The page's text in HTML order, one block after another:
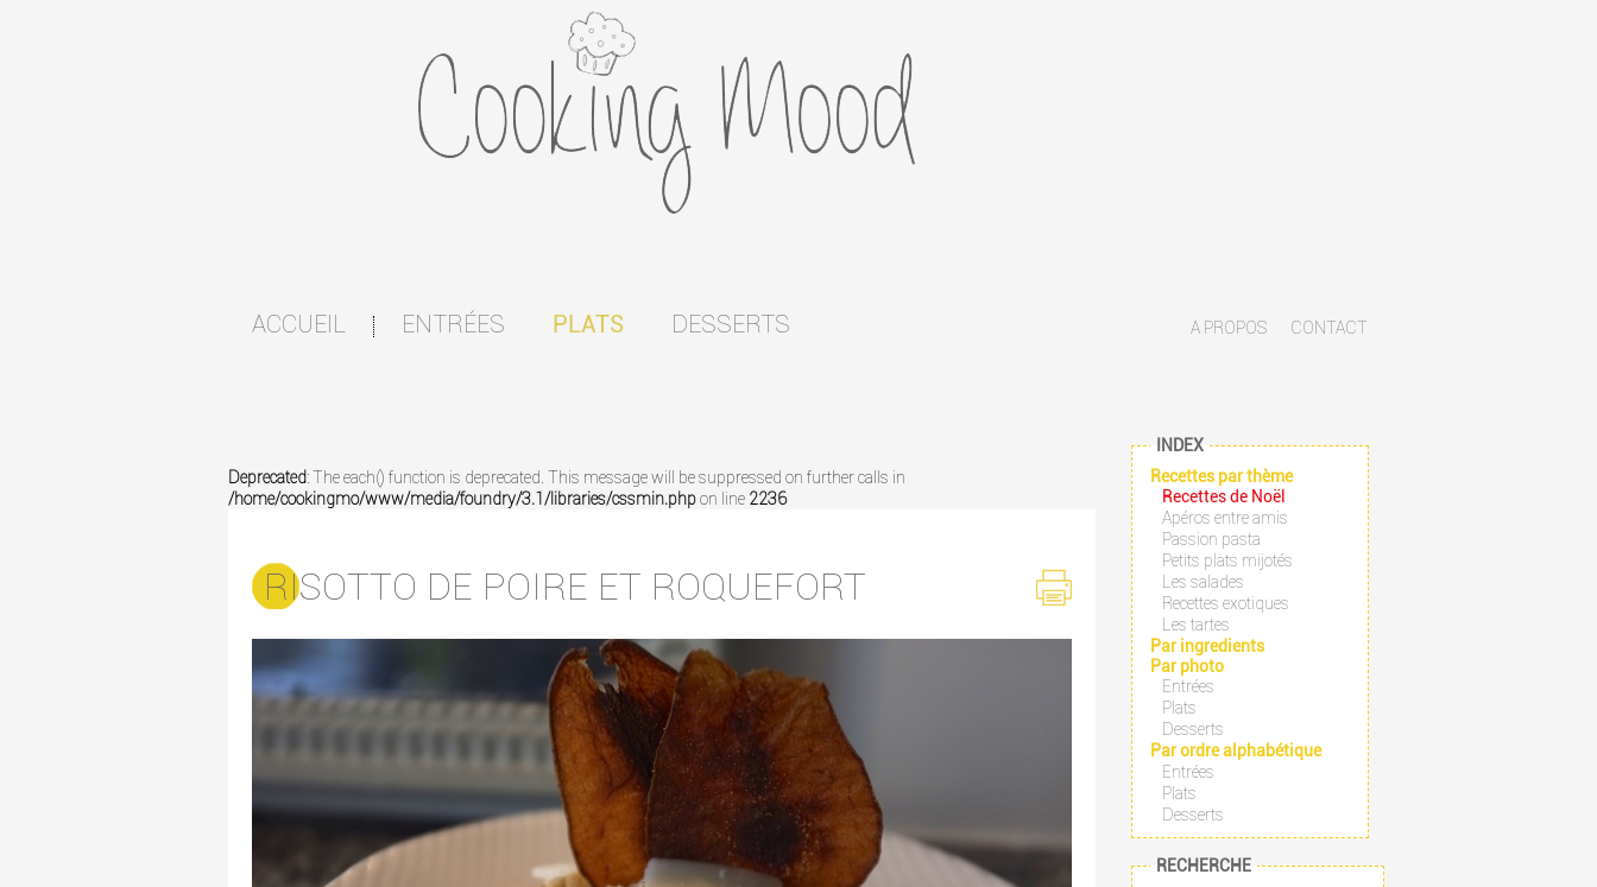
ACCUEIL ENTRÉES PLATS DESSERTS A PROPOS CONTACT
Deprecated: The each() function is deprecated. This message will be suppressed on further calls in
/home/cookingmo/www/media/foundry/3.1/libraries/cssmin.phpon line 2236
RISOTTO DE POIRE ET ROQUEFORT
INDEX
Recettes par thème
Recettes de Noël
Apéros entre amis
Passion pasta
Petits plats mijotés
Les salades
Recettes exotiques
Les tartes
Par ingredients
Par photo
Entrées
Plats
Desserts
Par ordre alphabétique
Entrées
Plats
Desserts
RECHERCHE